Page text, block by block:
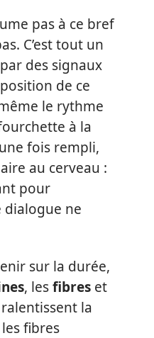
pas à ce bref
C’est tout un
des signaux
de ce
le rythme
à la
fois rempli,
au cerveau :
pour
dialogue ne
sur la durée,
, lesfibres et
la
fibres